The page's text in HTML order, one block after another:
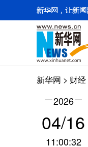
新华网 > 财经
2026
04/16
11:00:32